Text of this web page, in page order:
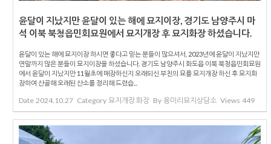
윤달이 지났지만 윤달이 있는 해에 묘지이장, 경기도 남양주시 마
석 이북 북청읍민회묘원에서 묘지개장 후 묘지화장 하셨습니다.
윤달이 있는 해에 묘지이장 하시면 좋다고 믿는 분들이 많으셔서, 2023년에 윤달이 지났지만
연말까지 많은 분들이 묘지이장을 하셨습니다. 경기도 남양주시 화도읍 이북 북청읍민회묘원
에서 윤달이 지났지만 11월초에 매장하신지 오래되신 부친의 묘를 묘지개장 하신 후 묘지화
장하여 산골해 오래된 산소를 정리해 드렸습...
Date 2024.10.27 Category 묘지개장 화장 By 용미리묘지상담소 Views 449